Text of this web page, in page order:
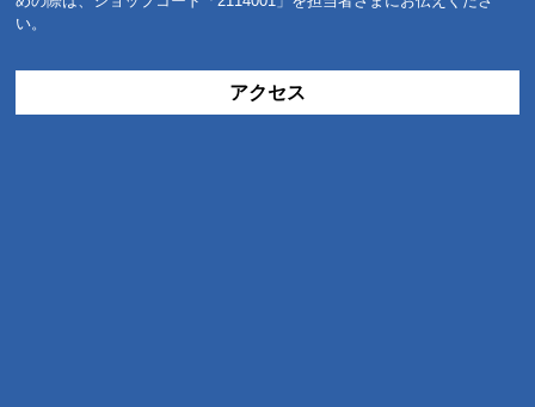
い。
アクセス